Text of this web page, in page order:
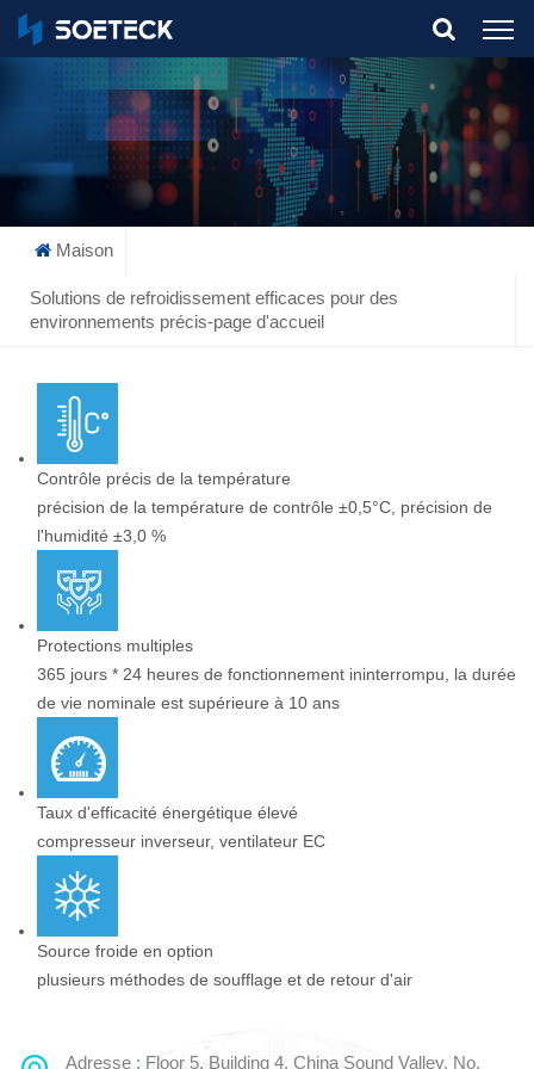
What Are You Looking For?
Maison
Solutions de refroidissement efficaces pour des
environnements précis-page d'accueil
Contrôle précis de la température
précision de la température de contrôle ±0,5°C, précision de
l'humidité ±3,0 %
Protections multiples
365 jours * 24 heures de fonctionnement ininterrompu, la durée
de vie nominale est supérieure à 10 ans
Taux d'efficacité énergétique élevé
compresseur inverseur, ventilateur EC
Source froide en option
plusieurs méthodes de soufflage et de retour d'air
Adresse : Floor 5, Building 4, China Sound Valley, No.